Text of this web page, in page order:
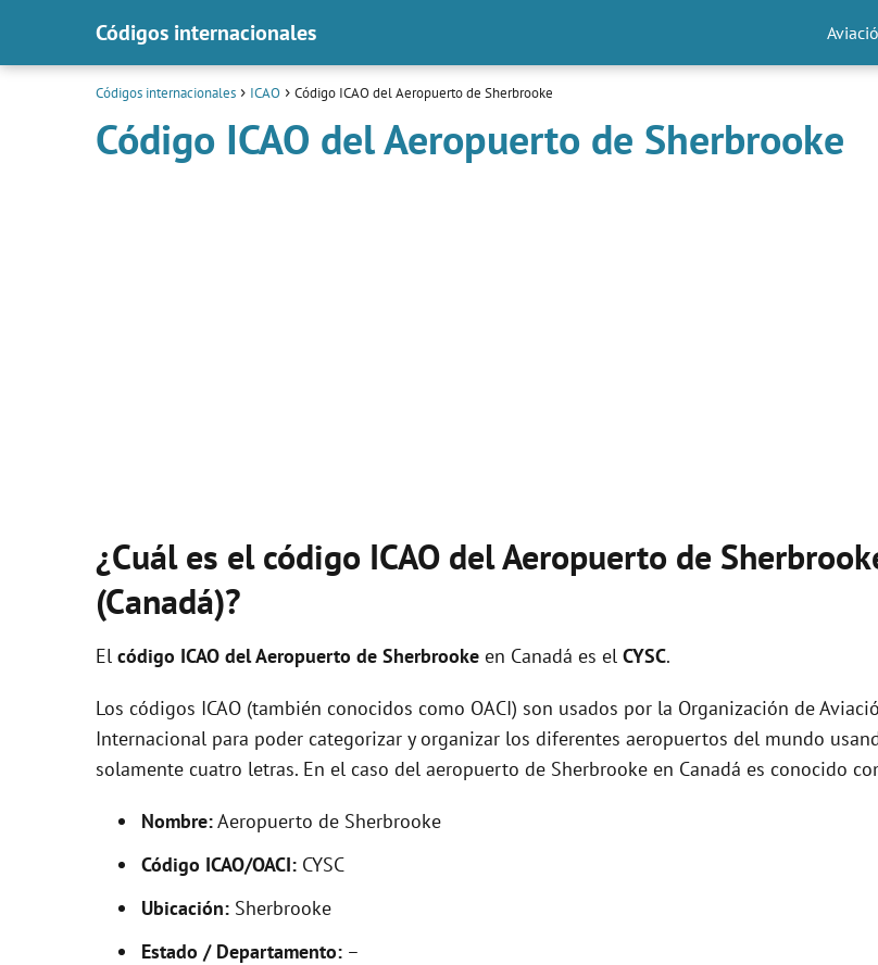
Códigos internacionales
Códigos internacionales ICAO Código ICAO del Aeropuerto de Sherbrooke
Código ICAO del Aeropuerto de Sherbrooke
¿Cuál es el código ICAO del Aeropuerto de
(Canadá)?
El código ICAO delAeropuerto de Sherbrooke en Canadá es el CYSC.
Los códigos ICAO (también conocidos como OACI) son usados por la Organización de
Internacional para poder categorizar y organizar los diferentes aeropuertos del mundo
solamente cuatro letras. En el caso del aeropuerto de Sherbrooke en Canadá es conocido
Nombre:Aeropuerto de Sherbrooke
Código ICAO/OACI: CYSC
Ubicación: Sherbrooke
Estado / Departamento: –